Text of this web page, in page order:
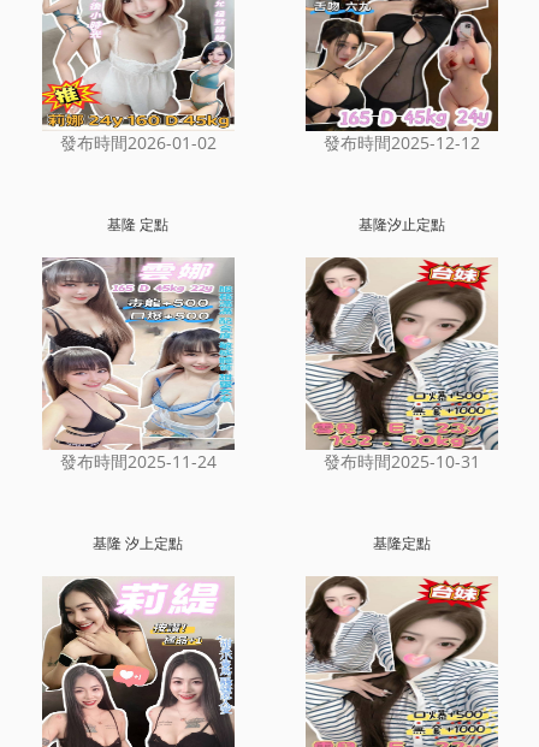
發布時間2026-01-02 發布時間2025-12-12
基隆 定點
發布時間2025-11-24
基隆汐止定點
發布時間2025-10-31
基隆 汐上定點 基隆定點